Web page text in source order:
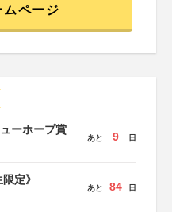
ムページ
ーホープ賞
あと 9 日
定》
あと 84 日